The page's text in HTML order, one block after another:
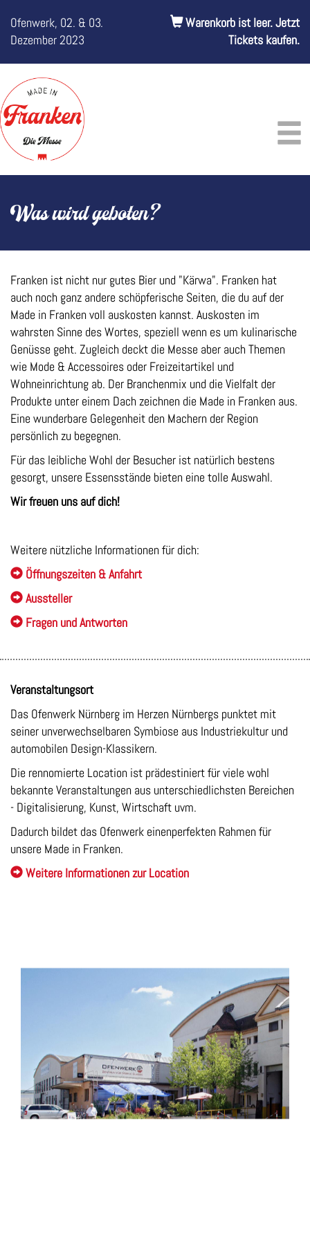
Ofenwerk, 02. & 03.
Dezember 2023
Warenkorb ist leer. Jetzt
Tickets kaufen.
Was wird geboten?
Franken ist nicht nur gutes Bier und "Kärwa". Franken hat
auch noch ganz andere schöpferische Seiten, die du auf der
Made in Franken voll auskosten kannst. Auskosten im
wahrsten Sinne des Wortes, speziell wenn es um kulinarische
Genüsse geht. Zugleich deckt die Messe aber auch Themen
wie Mode & Accessoires oder Freizeitartikel und
Wohneinrichtung ab. Der Branchenmix und die Vielfalt der
Produkte unter einem Dach zeichnen die Made in Franken aus.
Eine wunderbare Gelegenheit den Machern der Region
persönlich zu begegnen.
Für das leibliche Wohl der Besucher ist natürlich bestens
gesorgt, unsere Essensstände bieten eine tolle Auswahl.
Wir freuen uns auf dich!
Weitere nützliche Informationen für dich:
Öffnungszeiten & Anfahrt
Aussteller
Fragen und Antworten
Veranstaltungsort
Das Ofenwerk Nürnberg im Herzen Nürnbergs punktet mit
seiner unverwechselbaren Symbiose aus Industriekultur und
automobilen Design-Klassikern.
Die rennomierte Location ist prädestiniertfürvielewohl
bekannteVeranstaltungen aus unterschiedlichsten Bereichen
- Digitalisierung, Kunst, Wirtschaft uvm.
Dadurch bildet das Ofenwerk einenperfekten Rahmen für
unsere Made in Franken.
Weitere Informationen zur Location